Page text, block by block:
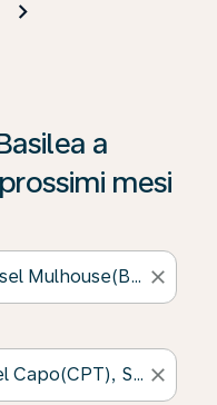
a
mesi
close
close